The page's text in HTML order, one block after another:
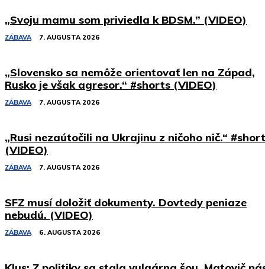
„Svoju mamu som priviedla k BDSM.” (VIDEO)
ZÁBAVA 7. AUGUSTA 2026
„Slovensko sa nemôže orientovať len na Západ,
Rusko je však agresor.“ #shorts (VIDEO)
ZÁBAVA 7. AUGUSTA 2026
„Rusi nezaútočili na Ukrajinu z ničoho nič.“
(VIDEO)
ZÁBAVA 7. AUGUSTA 2026
SFZ musí doložiť dokumenty. Dovtedy peniaze
nebudú. (VIDEO)
ZÁBAVA 6. AUGUSTA 2026